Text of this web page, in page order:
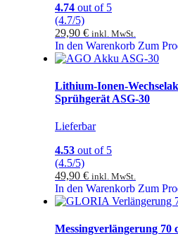
4.74 out of 5
(4.7/5)
29,90 € inkl. MwSt.
In den Warenkorb Zum
Lithium-Ionen-
Sprühgerät ASG-30
Lieferbar
4.53 out of 5
(4.5/5)
49,90 € inkl. MwSt.
In den Warenkorb Zum
Messingverlängerung